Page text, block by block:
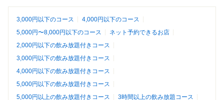
3,000円以下のコース
4,000円以下のコース
5,000円〜8,000円以下のコース
ネット予約できるお店
2,000円以下の飲み放題付きコース
3,000円以下の飲み放題付きコース
4,000円以下の飲み放題付きコース
5,000円以下の飲み放題付きコース
5,000円以上の飲み放題付きコース
3時間以上の飲み放題コース